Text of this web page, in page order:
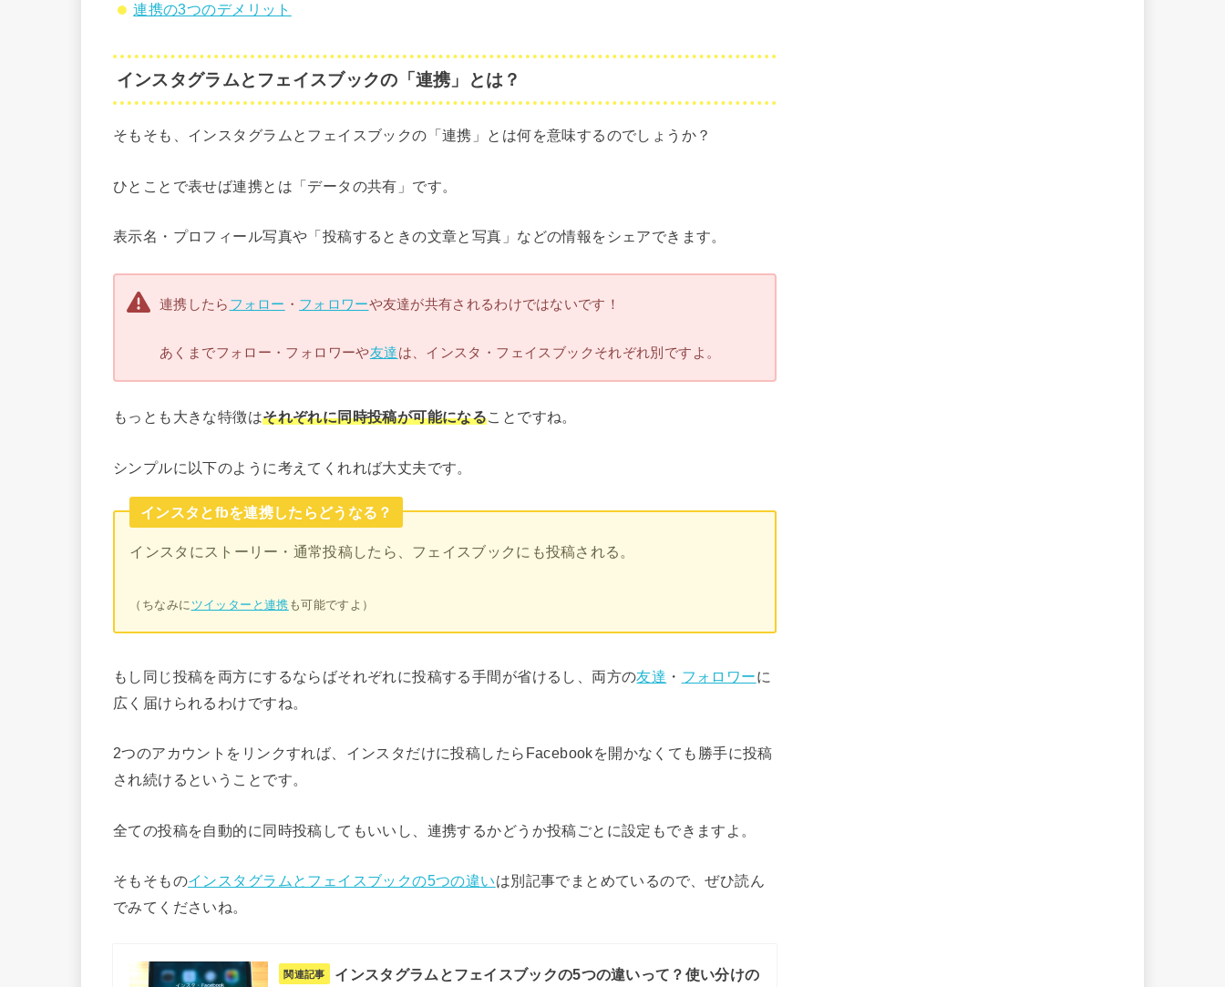
連携の3つのデメリット
インスタグラムとフェイスブックの「連携」とは？
そもそも、インスタグラムとフェイスブックの「連携」とは何を意味するのでしょうか？
ひとことで表せば連携とは「データの共有」です。
表示名・プロフィール写真や「投稿するときの文章と写真」などの情報をシェアできます。
連携したら フォロー ・ フォロワーや友達が共有されるわけではないです！
あくまでフォロー・フォロワーや友達は、インスタ・フェイスブックそれぞれ別ですよ。
もっとも大きな特徴はそれぞれに同時投稿が可能になることですね。
シンプルに以下のように考えてくれれば大丈夫です。
インスタとfbを連携したらどうなる？
インスタにストーリー・通常投稿したら、フェイスブックにも投稿される。
（ちなみに ツイッターと連携 も可能ですよ）
もし同じ投稿を両方にするならばそれぞれに投稿する手間が省けるし、両方の友達 ・ フォロワーに
広く届けられるわけですね。
2つのアカウントをリンクすれば、インスタだけに投稿したらFacebookを開かなくても勝手に投稿
され続けるということです。
全ての投稿を自動的に同時投稿してもいいし、連携するかどうか投稿ごとに設定もできますよ。
そもそものインスタグラムとフェイスブックの5つの違いは別記事でまとめているので、ぜひ読ん
でみてくださいね。
関連記事 インスタグラムとフェイスブックの5つの違いって？使い分けの